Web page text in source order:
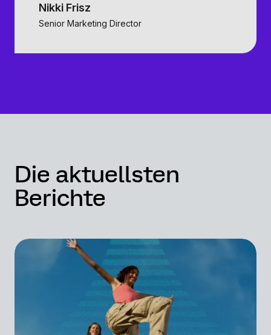
Nikki Frisz
Senior Marketing Director
Die aktuellsten
Berichte